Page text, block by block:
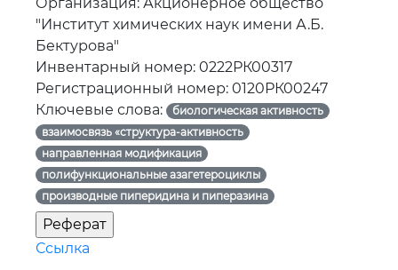
"Институт химических наук имени А.Б.
Бектурова"
Инвентарный номер: 0222РК00317
Регистрационный номер: 0120РК00247
Ключевые слова:
биологическая активность
взаимосвязь «структура-активность
направленная модификация
полифункциональные азагетероциклы
производные пиперидина и пиперазина
Ссылка